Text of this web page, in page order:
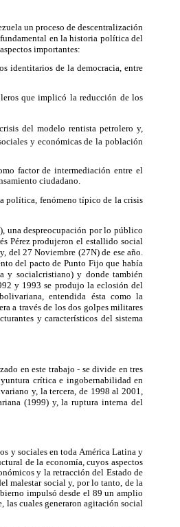
un proceso de descentralización
en la historia política del
importantes:
identitarios de la democracia, entre
que implicó la reducción de los
del modelo rentista petrolero y,
y económicas de la población
factor de intermediación entre el
ciudadano.
política, fenómeno típico de la crisis
una despreocupación por lo público
Pérez produjeron el estallido social
del 27 Noviembre (27N) de ese año.
del pacto de Punto Fijo que había
y socialcristiano) y donde también
y 1993 se produjo la eclosión del
entendida ésta como la
a través de los dos golpes militares
y característicos del sistema
en este trabajo - se divide en tres
crítica e ingobernabilidad en
y, la tercera, de 1998 al 2001,
(1999) y, la ruptura interna del
y sociales en toda América Latina y
de la economía, cuyos aspectos
y la retracción del Estado de
malestar social y, por lo tanto, de la
impulsó desde el 89 un amplio
las cuales generaron agitación social